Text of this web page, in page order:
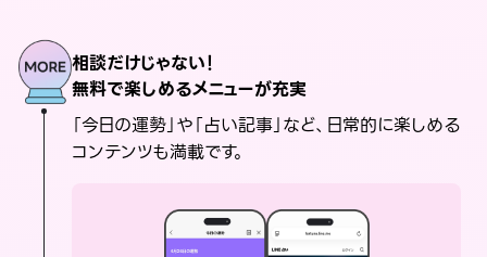
相談だけじゃない！
無料で楽しめるメニューが充実
「今日の運勢」や「占い記事」など、日常的に楽しめる
コンテンツも満載です。